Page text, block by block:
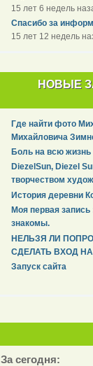
15 лет 6 недель
Спасибо за
15 лет 12 недель
НОВЫЕ
Где найти фото
Михайловича
Боль на всю жизнь
DiezelSun, Diezel
творчеством
История деревни
Моя первая
знакомы.
НЕЛЬЗЯ ЛИ
СДЕЛАТЬ ВХОД
Запуск сайта
За сегодня: